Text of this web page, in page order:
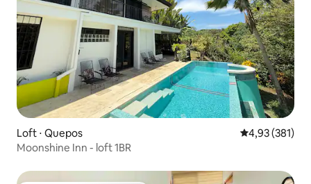
Loft ⋅ Quepos 4,93 de uma
4,93 (381)
Moonshine Inn - loft 1BR